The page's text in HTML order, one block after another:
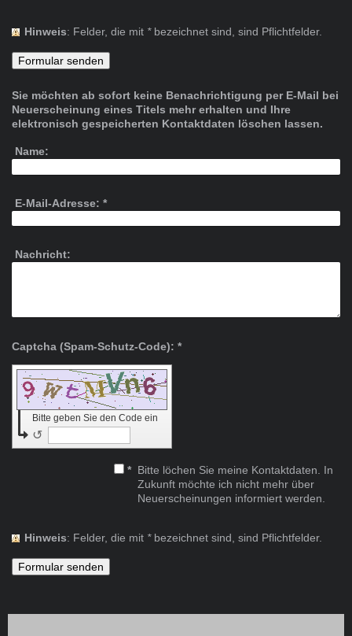
Hinweis : Felder, die mit *bezeichnet sind, sind Pflichtfelder.
Sie möchten ab sofort keine Benachrichtigung per E-Mail bei
Neuerscheinung eines Titels mehr erhalten und Ihre
elektronisch gespeicherten Kontaktdaten löschen lassen.
Name:
E-Mail-Adresse: *
Nachricht:
Captcha (Spam-Schutz-Code): *
Bitte geben Sie den Code ein
↺
* Bitte löchen Sie meine Kontaktdaten. In
Zukunft möchte ich nicht mehr über
Neuerscheinungen informiert werden.
Hinweis : Felder, die mit *bezeichnet sind, sind Pflichtfelder.